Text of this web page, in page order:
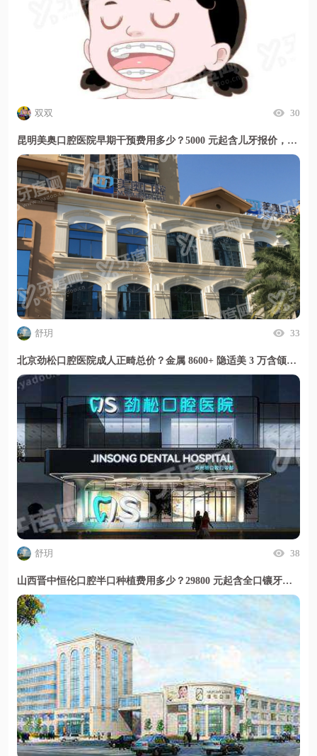
双双 30
昆明美奥口腔医院早期干预费用多少？5000 元起含儿牙报价，暑期活动更划算
舒玥 33
北京劲松口腔医院成人正畸总价？金属 8600+ 隐适美 3 万含颌面修复开销更省心
舒玥 38
山西晋中恒伦口腔半口种植费用多少？29800 元起含全口镶牙定价透明放心选